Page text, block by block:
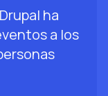
ha
a los